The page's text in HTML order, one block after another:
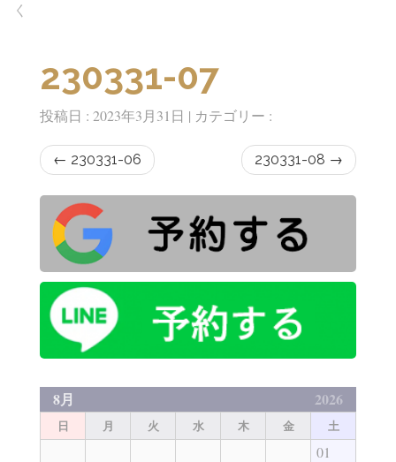
く
230331-07
投稿日 : 2023年3月31日 | カテゴリー :
← 230331-06 230331-08 →
8月 2026
日 月 火 水 木 金 土
01